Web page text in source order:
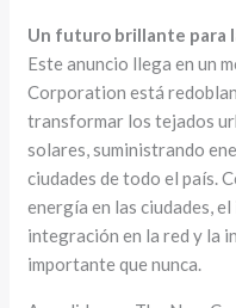
Un futuro brillante para
Este anuncio llega en un
Corporation está
transformar los tejados
solares, suministrando
ciudades de todo el país.
energía en las ciudades,
integración en la red y la
importante que nunca.